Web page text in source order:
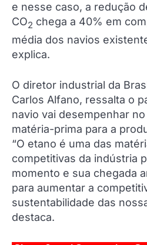
e nesse caso, a redução
CO2 chega a 40% em
média dos navios
explica.
O diretor industrial da
Carlos Alfano, ressalta o
navio vai desempenhar
matéria-prima para a
“O etano é uma das
competitivas da indústria
momento e sua chegada
para aumentar a
sustentabilidade das
destaca.